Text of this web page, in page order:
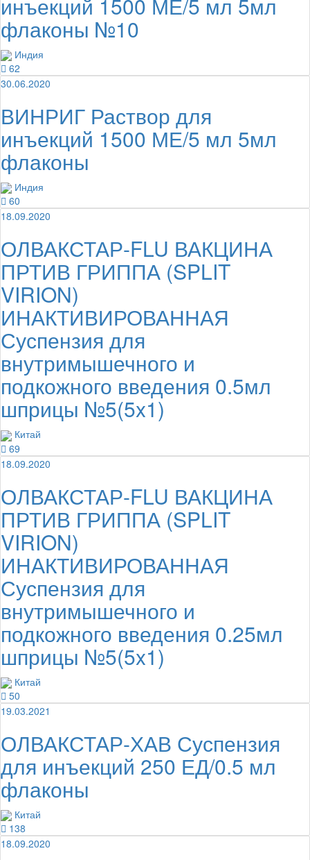
флаконы №10
Индия
62
30.06.2020
ВИНРИГ Раствор для
инъекций 1500 МЕ/5 мл 5мл
флаконы
Индия
60
18.09.2020
ОЛВАКСТАР-FLU ВАКЦИНА
ПРТИВ ГРИППА (SPLIT
VIRION)
ИНАКТИВИРОВАННАЯ
Суспензия для
внутримышечного и
подкожного введения 0.5мл
шприцы №5(5x1)
Китай
69
18.09.2020
ОЛВАКСТАР-FLU ВАКЦИНА
ПРТИВ ГРИППА (SPLIT
VIRION)
ИНАКТИВИРОВАННАЯ
Суспензия для
внутримышечного и
подкожного введения 0.25мл
шприцы №5(5x1)
Китай
50
19.03.2021
ОЛВАКСТАР-ХАВ Суспензия
для инъекций 250 ЕД/0.5 мл
флаконы
Китай
138
18.09.2020